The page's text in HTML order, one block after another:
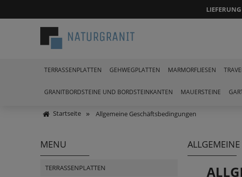
TERRASSENPLATTEN GEHWEGPLATTEN MARMORFLIESEN
GRANITBORDSTEINE UND BORDSTEINKANTEN MAUERSTEINE
Startseite » Allgemeine Geschäftsbedingungen
MENU
TERRASSENPLATTEN